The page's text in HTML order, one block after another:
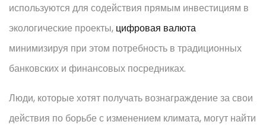
используются для содействия прямым инвестициям в
экологические проекты, цифровая валюта
минимизируя при этом потребность в традиционных
банковских и финансовых посредниках.
Люди, которые хотят получать вознаграждение за свои
действия по борьбе с изменением климата, могут найти